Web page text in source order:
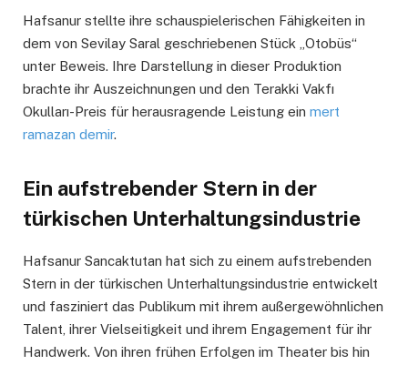
Hafsanur stellte ihre schauspielerischen Fähigkeiten in
dem von Sevilay Saral geschriebenen Stück „Otobüs“
unter Beweis. Ihre Darstellung in dieser Produktion
brachte ihr Auszeichnungen und den Terakki Vakfı
Okulları-Preis für herausragende Leistung ein mert
ramazan demir.
Ein aufstrebender Stern in der
türkischen Unterhaltungsindustrie
Hafsanur Sancaktutan hat sich zu einem aufstrebenden
Stern in der türkischen Unterhaltungsindustrie entwickelt
und fasziniert das Publikum mit ihrem außergewöhnlichen
Talent, ihrer Vielseitigkeit und ihrem Engagement für ihr
Handwerk. Von ihren frühen Erfolgen im Theater bis hin